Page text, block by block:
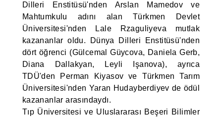
Dilleri Enstitüsü'nden Arslan Mamedov ve
Mahtumkulu adını alan Türkmen Devlet
Üniversitesi'nden Lale Rzaguliyeva mutlak
kazananlar oldu. Dünya Dilleri Enstitüsü'nden
dört öğrenci (Gülcemal Güycova, Daniela Gerb,
Diana Dallakyan, Leyli Işanova), ayrıca
TDÜ'den Perman Kiyasov ve Türkmen Tarım
Üniversitesi'nden Yaran Hudayberdiyev de ödül
kazananlar arasındaydı.
Tıp Üniversitesi ve Uluslararası Beşeri Bilimler